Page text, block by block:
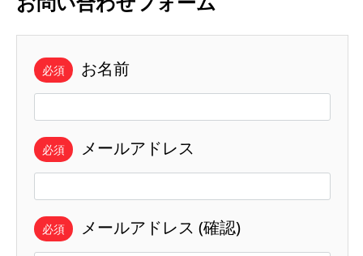
必須 お名前
必須 メールアドレス
必須 メールアドレス (確認)